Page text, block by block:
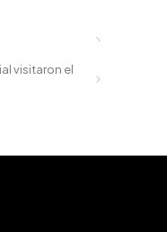
visitaron el